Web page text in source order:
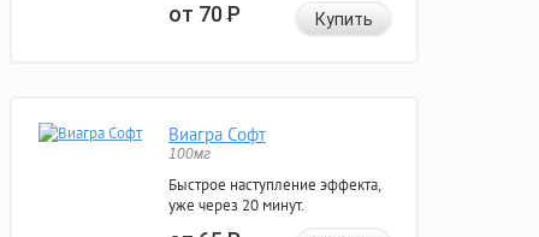
от 70Р Купить
Виагра Софт
100мг
Быстрое наступление эффекта,
уже через 20 минут.